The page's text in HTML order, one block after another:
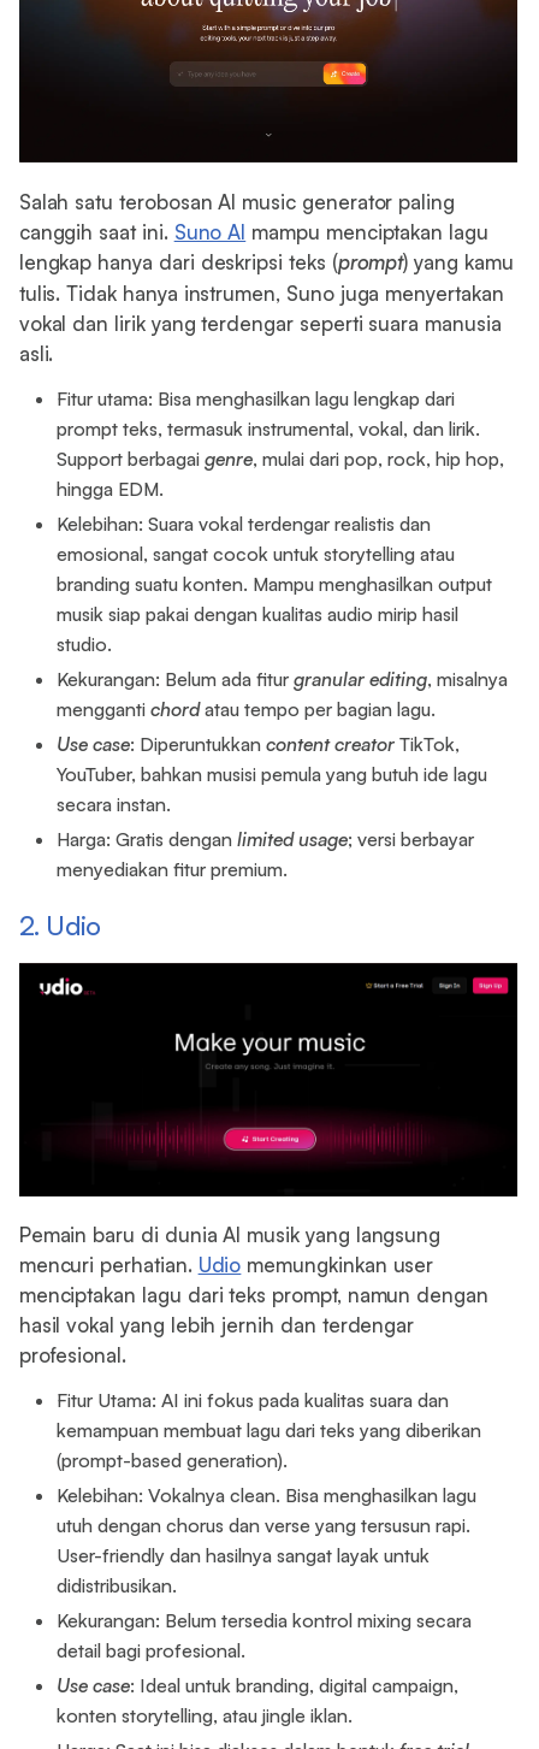
Salah satu terobosan AI music generator paling
canggih saat ini. Suno AI mampu menciptakan lagu
lengkap hanya dari deskripsi teks (prompt) yang kamu
tulis. Tidak hanya instrumen, Suno juga menyertakan
vokal dan lirik yang terdengar seperti suara manusia
asli.
Fitur utama: Bisa menghasilkan lagu lengkap dari
prompt teks, termasuk instrumental, vokal, dan lirik.
Support berbagaigenre, mulai dari pop, rock, hip hop,
hingga EDM.
Kelebihan: Suara vokal terdengar realistis dan
emosional, sangat cocok untuk storytelling atau
branding suatu konten. Mampu menghasilkan output
musik siap pakai dengan kualitas audio mirip hasil
studio.
Kekurangan: Belum ada fiturgranular editing, misalnya
menggantichordatau tempo per bagian lagu.
Use case: Diperuntukkancontent creator TikTok,
YouTuber, bahkan musisi pemula yang butuh ide lagu
secara instan.
Harga: Gratis denganlimited usage; versi berbayar
menyediakan fitur premium.
2. Udio
Pemain baru di dunia AI musik yang langsung
mencuri perhatian. Udio memungkinkan user
menciptakan lagu dari teks prompt, namun dengan
hasil vokal yang lebih jernih dan terdengar
profesional.
Fitur Utama: AI ini fokus pada kualitas suara dan
kemampuan membuat lagu dari teks yang diberikan
(prompt-based generation).
Kelebihan: Vokalnya clean. Bisa menghasilkan lagu
utuh dengan chorus dan verse yang tersusun rapi.
User-friendly dan hasilnya sangat layak untuk
didistribusikan.
Kekurangan: Belum tersedia kontrol mixing secara
detail bagi profesional.
Use case: Ideal untuk branding, digital campaign,
konten storytelling, atau jingle iklan.